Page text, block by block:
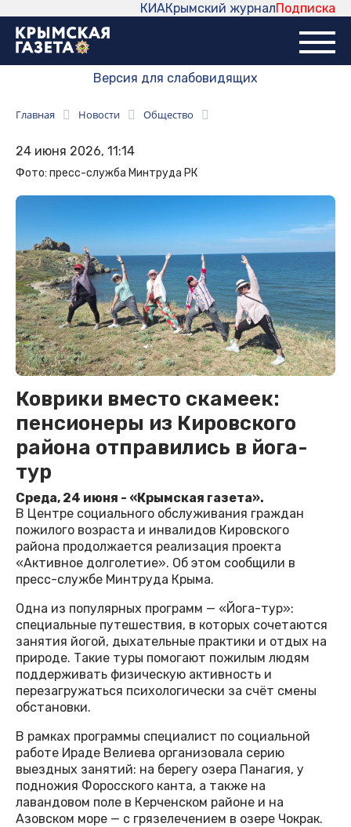
Подписка
Крымский журнал
КИА
Версия для слабовидящих
Главная Новости Общество
24 июня 2026, 11:14
Фото: пресс-служба Минтруда РК
Коврики вместо скамеек:
пенсионеры из Кировского
района отправились в йога-
тур
Среда, 24 июня - «Крымская газета».
В Центре социального обслуживания граждан
пожилого возраста и инвалидов Кировского
района продолжается реализация проекта
«Активное долголетие». Об этом сообщили в
пресс-службе Минтруда Крыма.
Одна из популярных программ — «Йога-тур»:
специальные путешествия, в которых сочетаются
занятия йогой, дыхательные практики и отдых на
природе. Такие туры помогают пожилым людям
поддерживать физическую активность и
перезагружаться психологически за счёт смены
обстановки.
В рамках программы специалист по социальной
работе Ираде Велиева организовала серию
выездных занятий: на берегу озера Панагия, у
подножия Форосского канта, а также на
лавандовом поле в Керченском районе и на
Азовском море — с грязелечением в озере Чокрак.